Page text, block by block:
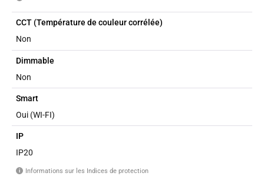
CCT (Température de couleur corrélée)
Non
Dimmable
Non
Smart
Oui (WI-FI)
IP
IP20
i Informations sur les Indices de protection